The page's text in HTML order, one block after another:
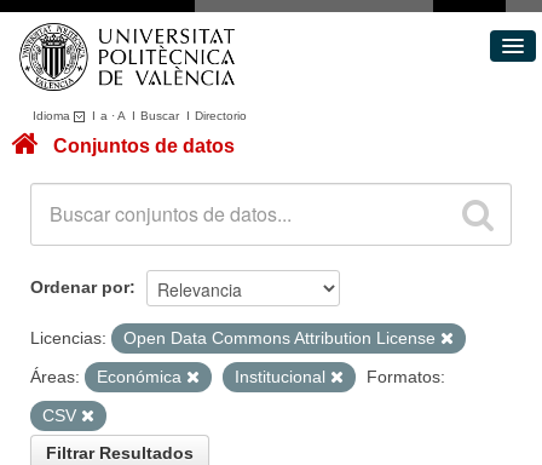
Idioma I a ·A I BuscarI Directorio
Conjuntos de datos
Acerca de
Portal de Transparencia
Conjuntos de datos
Ordenar por
Licencias:
Open Data Commons Attribution License
Áreas:
Económica Institucional
Formatos:
CSV
Filtrar Resultados